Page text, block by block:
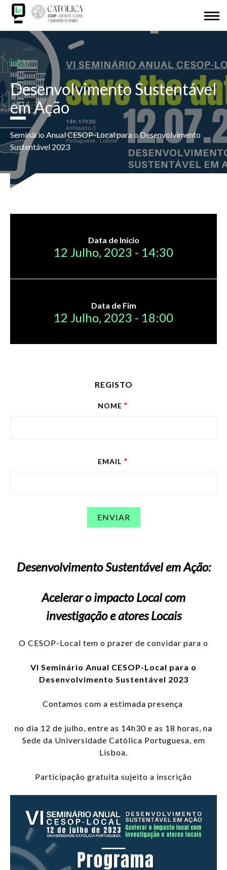
Passar
para
o
conteúdo
principal
ISM
IDL
INVESTIGAÇÃO
APRESENTAÇÕES
ENTRAR
topNavegação
estrutural
Início
Desenvolvimento Sustentável
em Ação
Seminário Anual CESOP-Local para o Desenvolvimento
Sustentável 2023
Data de Início
12 Julho, 2023 - 14:30
Data de Fim
12 Julho, 2023 - 18:00
REGISTO
NOME
EMAIL
Desenvolvimento Sustentável em Ação:
Acelerar o impacto Local com
investigação e atores Locais
O CESOP-Local tem o prazer de convidar para o
VI Seminário Anual CESOP-Local para o
Desenvolvimento Sustentável 2023
Contamos com a estimada presença
no dia 12 de julho, entre as 14h30 e as 18 horas, na
Sede da Universidade Católica Portuguesa, em
Lisboa.
Participação gratuita sujeito a inscrição